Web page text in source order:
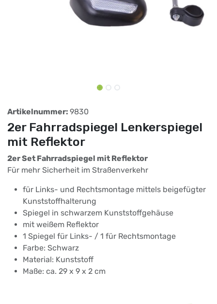
Artikelnummer: 9830
2er Fahrradspiegel Lenkerspiegel
mit Reflektor
2er Set Fahrradspiegel mit Reflektor
Für mehr Sicherheit im Straßenverkehr
für Links- und Rechtsmontage mittels beigefügter
Kunststoffhalterung
Spiegel in schwarzem Kunststoffgehäuse
mit weißem Reflektor
1 Spiegel für Links- / 1 für Rechtsmontage
Farbe: Schwarz
Material: Kunststoff
Maße: ca. 29 x 9 x 2 cm